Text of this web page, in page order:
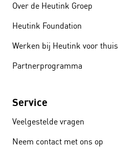
Over de Heutink Groep
Heutink Foundation
Werken bij Heutink voor thuis
Partnerprogramma
Service
Veelgestelde vragen
Neem contact met ons op